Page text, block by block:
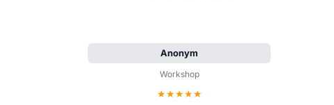
Anonym
Workshop
Bewertung: 5 von 5 Sternen